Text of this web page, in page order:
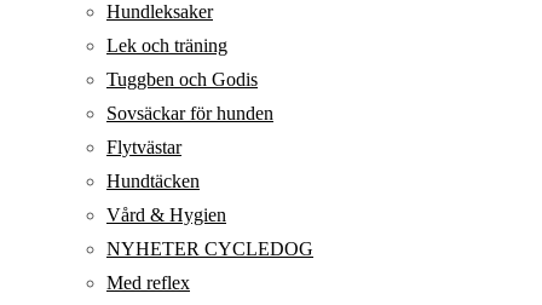
Hundleksaker
Lek och träning
Tuggben och Godis
Sovsäckar för hunden
Flytvästar
Hundtäcken
Vård & Hygien
NYHETER CYCLEDOG
Med reflex